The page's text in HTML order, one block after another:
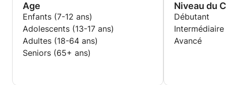
Age
Enfants (7-12 ans)
Adolescents (13-17 ans)
Adultes (18-64 ans)
Seniors (65+ ans)
Niveau du
Débutant
Intermédiaire
Avancé